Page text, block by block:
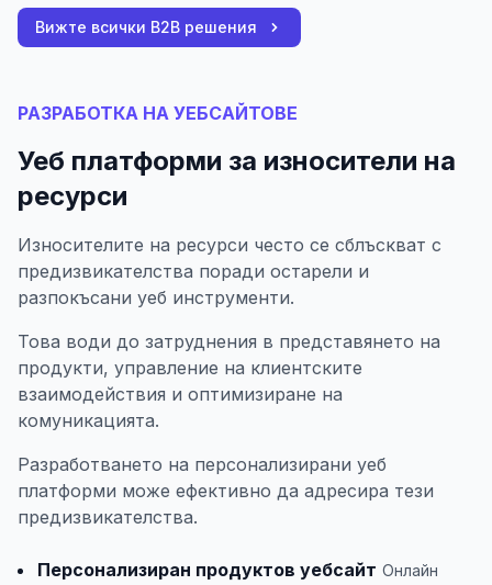
Вижте всички B2B решения
РАЗРАБОТКА НА УЕБСАЙТОВЕ
Уеб платформи за износители на
ресурси
Износителите на ресурси често се сблъскват с
предизвикателства поради остарели и
разпокъсани уеб инструменти.
Това води до затруднения в представянето на
продукти, управление на клиентските
взаимодействия и оптимизиране на
комуникацията.
Разработването на персонализирани уеб
платформи може ефективно да адресира тези
предизвикателства.
Персонализиран продуктов уебсайт Онлайн